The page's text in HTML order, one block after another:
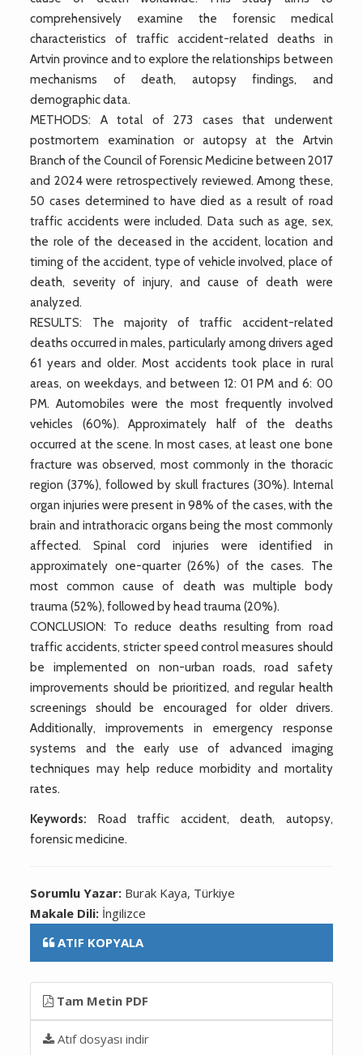
comprehensively examine the forensic medical
characteristics of traffic accident-related deaths in
Artvin province and to explore the relationships between
mechanisms of death, autopsy findings, and
demographic data.
METHODS: A total of 273 cases that underwent
postmortem examination or autopsy at the Artvin
Branch of the Council of Forensic Medicine between 2017
and 2024 were retrospectively reviewed. Among these,
50 cases determined to have died as a result of road
traffic accidents were included. Data such as age, sex,
the role of the deceased in the accident, location and
timing of the accident, type of vehicle involved, place of
death, severity of injury, and cause of death were
analyzed.
RESULTS: The majority of traffic accident-related
deaths occurred in males, particularly among drivers aged
61 years and older. Most accidents took place in rural
areas, on weekdays, and between 12: 01 PM and 6: 00
PM. Automobiles were the most frequently involved
vehicles (60%). Approximately half of the deaths
occurred at the scene. In most cases, at least one bone
fracture was observed, most commonly in the thoracic
region (37%), followed by skull fractures (30%). Internal
organ injuries were present in 98% of the cases, with the
brain and intrathoracic organs being the most commonly
affected. Spinal cord injuries were identified in
approximately one-quarter (26%) of the cases. The
most common cause of death was multiple body
trauma (52%), followed by head trauma (20%).
CONCLUSION: To reduce deaths resulting from road
traffic accidents, stricter speed control measures should
be implemented on non-urban roads, road safety
improvements should be prioritized, and regular health
screenings should be encouraged for older drivers.
Additionally, improvements in emergency response
systems and the early use of advanced imaging
techniques may help reduce morbidity and mortality
rates.
Keywords: Road traffic accident, death, autopsy,
forensic medicine.
Sorumlu Yazar: Burak Kaya, Türkiye
Makale Dili: İngilizce
ATIF KOPYALA
Tam Metin PDF
Atıf dosyası indir